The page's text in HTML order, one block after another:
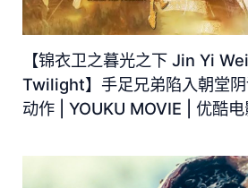
【锦衣卫之暮光之下 Jin Yi
Twilight】手足兄弟陷入朝堂
动作 | YOUKU MOVIE | 优酷电